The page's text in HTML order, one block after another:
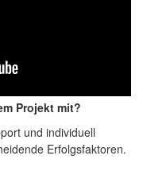
Projekt mit?
und individuell
Erfolgsfaktoren.